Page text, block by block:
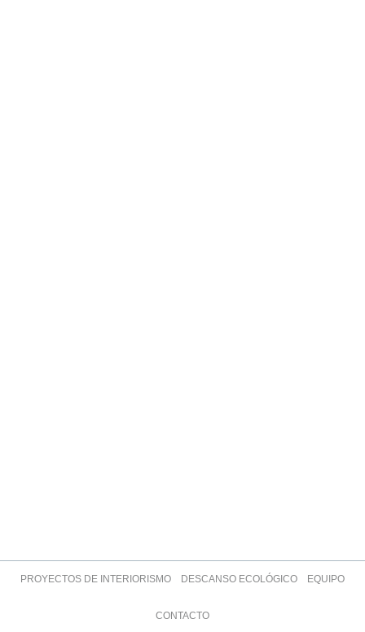
PROYECTOS DE INTERIORISMO DESCANSO ECOLÓGICO EQUIPO
CONTACTO